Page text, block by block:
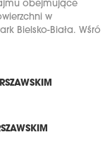
obejmujące
w
Bielsko-Biała. Wśró